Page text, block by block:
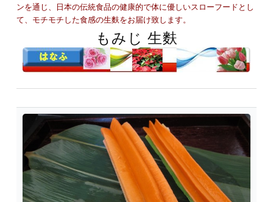
ンを通じ、日本の伝統食品の健康的で体に優しいスローフードとし
て、モチモチした食感の生麩をお届け致します。
もみじ 生麩